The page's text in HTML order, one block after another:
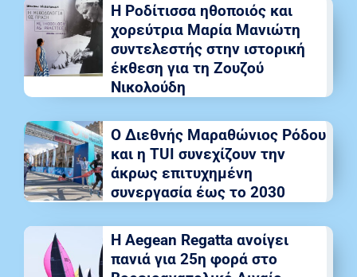
Η Ροδίτισσα ηθοποιός και
χορεύτρια Μαρία Μανιώτη
συντελεστής στην ιστορική
έκθεση για τη Ζουζού
Νικολούδη
Ο Διεθνής Μαραθώνιος Ρόδου
και η TUI συνεχίζουν την
άκρως επιτυχημένη
συνεργασία έως το 2030
Η Aegean Regatta ανοίγει
πανιά για 25η φορά στο